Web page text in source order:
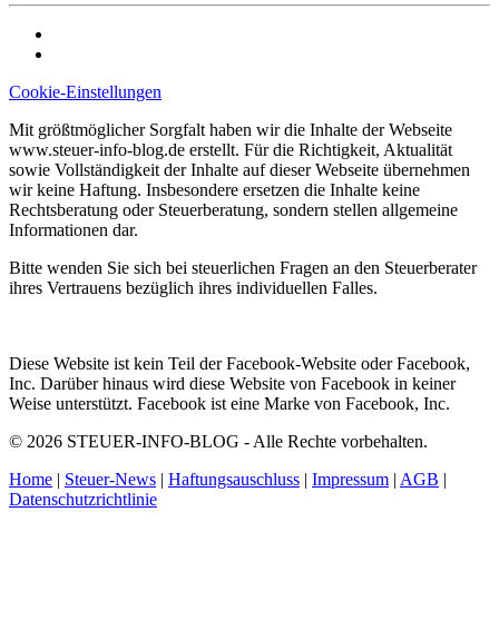
Cookie-Einstellungen
Mit größtmöglicher Sorgfalt haben wir die Inhalte der Webseite
www.steuer-info-blog.de erstellt. Für die Richtigkeit, Aktualität
sowie Vollständigkeit der Inhalte auf dieser Webseite übernehmen
wir keine Haftung. Insbesondere ersetzen die Inhalte keine
Rechtsberatung oder Steuerberatung, sondern stellen allgemeine
Informationen dar.
Bitte wenden Sie sich bei steuerlichen Fragen an den Steuerberater
ihres Vertrauens bezüglich ihres individuellen Falles.
Diese Website ist kein Teil der Facebook-Website oder Facebook,
Inc. Darüber hinaus wird diese Website von Facebook in keiner
Weise unterstützt. Facebook ist eine Marke von Facebook, Inc.
© 2026 STEUER-INFO-BLOG - Alle Rechte vorbehalten.
Home | Steuer-News | Haftungsauschluss | Impressum | AGB |
Datenschutzrichtlinie